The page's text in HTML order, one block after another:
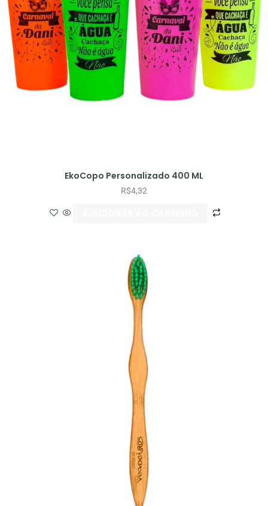
EkoCopo Personalizado 400 ML
R$4,32